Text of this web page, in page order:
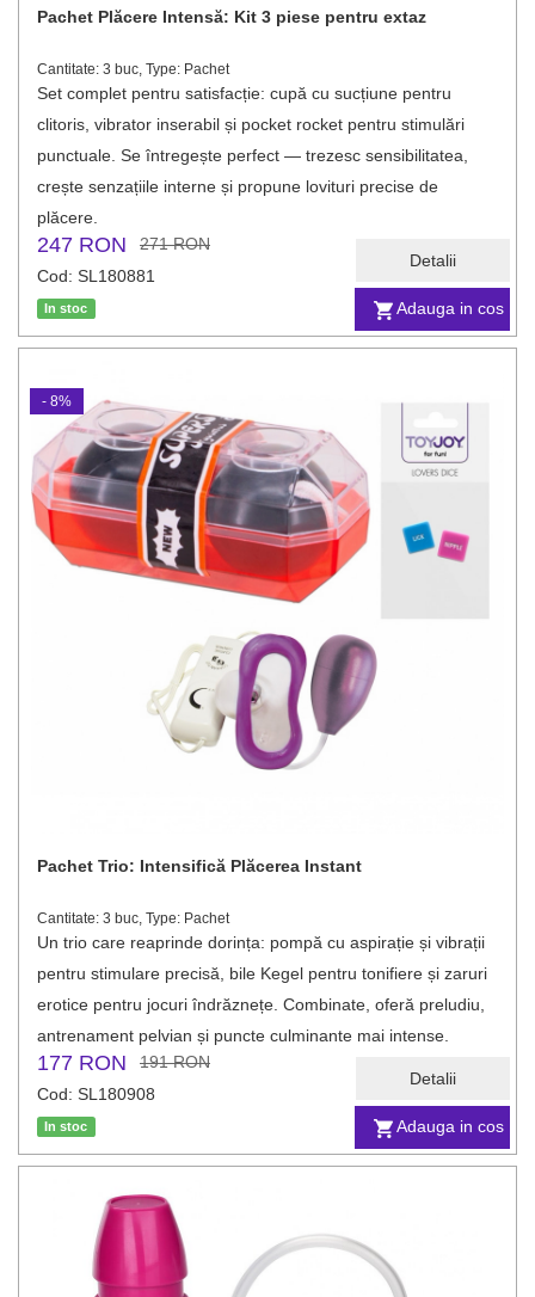
Adauga in cos
Detalii
Pachet Plăcere Intensă: Kit 3 piese pentru extaz
Cantitate: 3 buc, Type: Pachet
Set complet pentru satisfacție: cupă cu sucțiune pentru
clitoris, vibrator inserabil și pocket rocket pentru stimulări
punctuale. Se întregește perfect — trezesc sensibilitatea,
crește senzațiile interne și propune lovituri precise de
plăcere.
247 RON
271 RON
Cod: SL180881
In stoc
Adauga in cos
Detalii
Pachet Trio: Intensifică Plăcerea Instant
Cantitate: 3 buc, Type: Pachet
Un trio care reaprinde dorința: pompă cu aspirație și vibrații
pentru stimulare precisă, bile Kegel pentru tonifiere și zaruri
erotice pentru jocuri îndrăznețe. Combinate, oferă preludiu,
antrenament pelvian și puncte culminante mai intense.
177 RON
191 RON
Cod: SL180908
In stoc
- 8%